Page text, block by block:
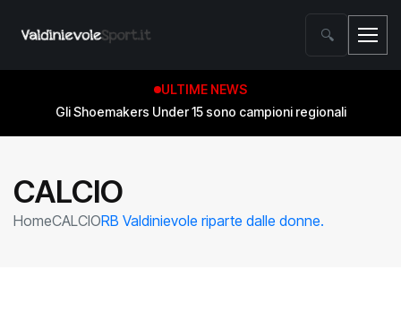
🔍
ULTIME NEWS
Gli Shoemakers Under 15 sono campioni regionali
CALCIO
HomeCALCIORB Valdinievole riparte dalle donne.